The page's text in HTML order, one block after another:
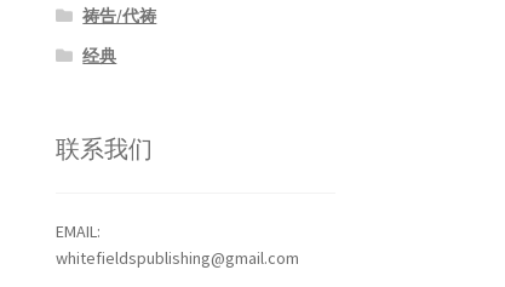
祷告/代祷
经典
联系我们
EMAIL:
whitefieldspublishing@gmail.com